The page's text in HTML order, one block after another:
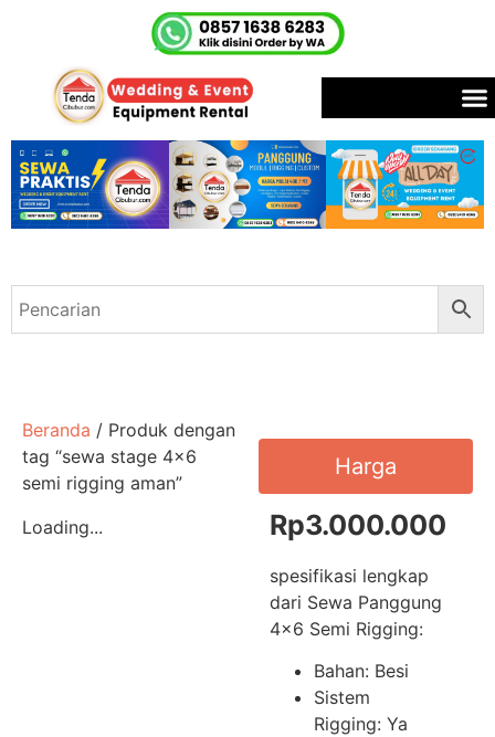
Beranda / Produk dengan
tag “sewa stage 4x6
semi rigging aman”
Loading...
Harga
Rp3.000.000
spesifikasi lengkap
dari Sewa Panggung
4×6 Semi Rigging:
Bahan: Besi
Sistem
Rigging: Ya